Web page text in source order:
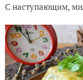
С наступающим,